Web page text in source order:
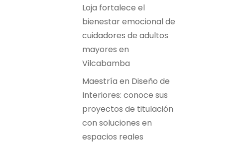
Loja fortalece el
bienestar emocional de
cuidadores de adultos
mayores en
Vilcabamba
Maestría en Diseño de
Interiores: conoce sus
proyectos de titulación
con soluciones en
espacios reales